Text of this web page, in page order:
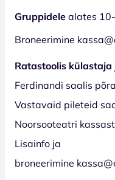
Gruppidele alates
Broneerimine
Ratastoolis külastaja
Ferdinandi saalis
Vastavaid pileteid
Noorsooteatri
Lisainfo ja
broneerimine